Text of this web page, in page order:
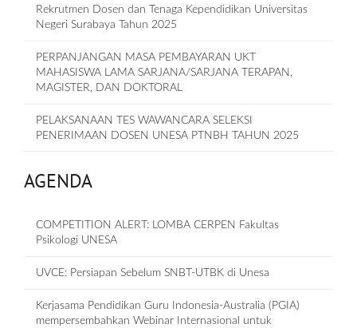
Rekrutmen Dosen dan Tenaga Kependidikan Universitas
Negeri Surabaya Tahun 2025
PERPANJANGAN MASA PEMBAYARAN UKT
MAHASISWA LAMA SARJANA/SARJANA TERAPAN,
MAGISTER, DAN DOKTORAL
PELAKSANAAN TES WAWANCARA SELEKSI
PENERIMAAN DOSEN UNESA PTNBH TAHUN 2025
AGENDA
COMPETITION ALERT: LOMBA CERPEN Fakultas
Psikologi UNESA
UVCE: Persiapan Sebelum SNBT-UTBK di Unesa
Kerjasama Pendidikan Guru Indonesia-Australia (PGIA)
mempersembahkan Webinar Internasional untuk